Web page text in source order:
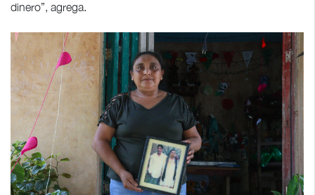
dinero”, agrega.